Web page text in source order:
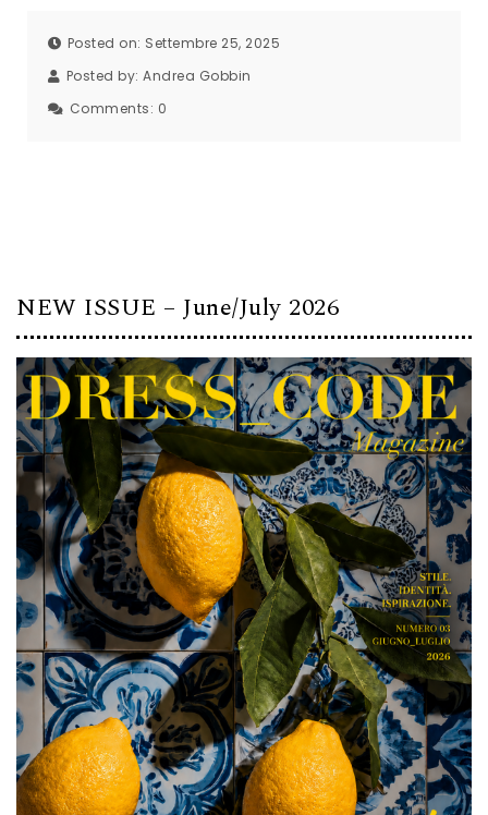
Posted on: Settembre 25, 2025
Posted by: Andrea Gobbin
Comments: 0
NEW ISSUE – June/July 2026